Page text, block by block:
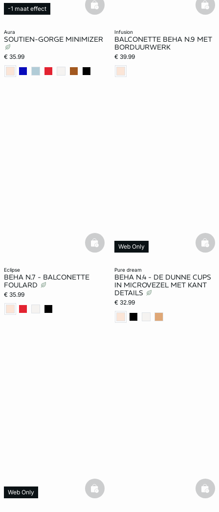
aura
SOUTIEN-GORGE MINIMIZER
€ 35.99
-1 maat effect
basketfull
infusion
BALCONETTE BEHA N.9 MET
BORDUURWERK
€ 39.99
eclipse
BEHA N.7 - BALCONETTE
FOULARD
€ 35.99
basketfull
pure dream
BEHA N.4 - DE DUNNE CUPS
IN MICROVEZEL MET KANT
DETAILS
€ 32.99
Web Only
Web Only basketfull